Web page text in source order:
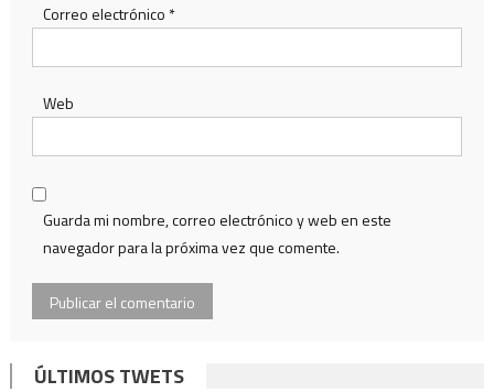
Correo electrónico *
Web
Guarda mi nombre, correo electrónico y web en este
navegador para la próxima vez que comente.
ÚLTIMOS TWETS